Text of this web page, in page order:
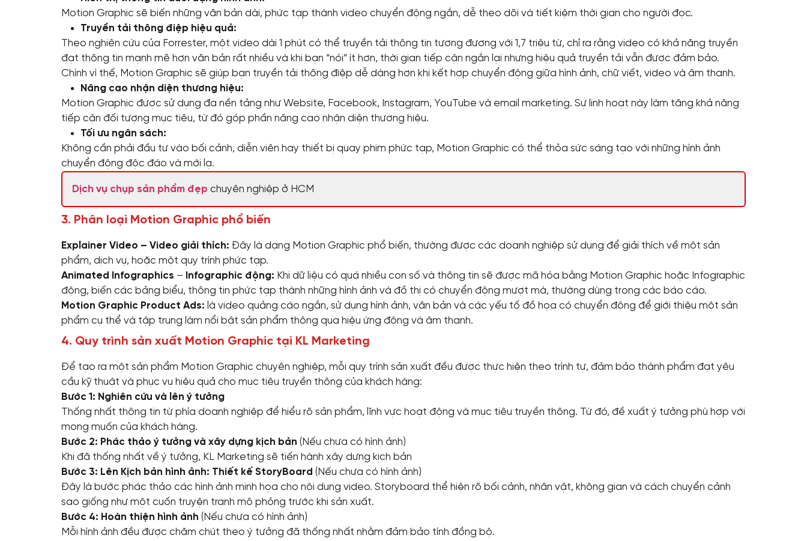
Motion Graphic sẽ biến những văn bản dài, phức tạp thành video chuyển động ngắn, dễ theo dõi và tiết kiệm thời gian cho người đọc.
Truyền tải thông điệp hiệu quả:
Theo nghiên cứu của Forrester, một video dài 1 phút có thể truyền tải thông tin tương đương với 1,7 triệu từ, chỉ ra rằng video có khả năng truyền
đạt thông tin mạnh mẽ hơn văn bản rất nhiều và khi bạn “nói” ít hơn, thời gian tiếp cận ngắn lại nhưng hiệu quả truyền tải vẫn được đảm bảo.
Chính vì thế, Motion Graphic sẽ giúp bạn truyền tải thông điệp dễ dàng hơn khi kết hợp chuyển động giữa hình ảnh, chữ viết, video và âm thanh.
Nâng cao nhận diện thương hiệu:
Motion Graphic được sử dụng đa nền tảng như Website, Facebook, Instagram, YouTube và email marketing. Sự linh hoạt này làm tăng khả năng
tiếp cận đối tượng mục tiêu, từ đó góp phần nâng cao nhận diện thương hiệu.
Tối ưu ngân sách:
Không cần phải đầu tư vào bối cảnh, diễn viên hay thiết bị quay phim phức tạp, Motion Graphic có thể thỏa sức sáng tạo với những hình ảnh
chuyển động độc đáo và mới lạ.
Dịch vụ chụp sản phẩm đẹp chuyên nghiệp ở HCM
3. Phân loại Motion Graphic phổ biến
Explainer Video – Video giải thích: Đây là dạng Motion Graphic phổ biến, thường được các doanh nghiệp sử dụng để giải thích về một sản
phẩm, dịch vụ, hoặc một quy trình phức tạp.
Animated Infographics – Infographic động: Khi dữ liệu có quá nhiều con số và thông tin sẽ được mã hóa bằng Motion Graphic hoặc Infographic
động, biến các bảng biểu, thông tin phức tạp thành những hình ảnh và đồ thị có chuyển động mượt mà, thường dùng trong các báo cáo.
Motion Graphic Product Ads: là video quảng cáo ngắn, sử dụng hình ảnh, văn bản và các yếu tố đồ họa có chuyển động để giới thiệu một sản
phẩm cụ thể và tập trung làm nổi bật sản phẩm thông qua hiệu ứng động và âm thanh.
4. Quy trình sản xuất Motion Graphic tại KL Marketing
Để tạo ra một sản phẩm Motion Graphic chuyên nghiệp, mỗi quy trình sản xuất đều được thực hiện theo trình tự, đảm bảo thành phẩm đạt yêu
cầu kỹ thuật và phục vụ hiệu quả cho mục tiêu truyền thông của khách hàng:
Bước 1: Nghiên cứu và lên ý tưởng
Thống nhất thông tin từ phía doanh nghiệp để hiểu rõ sản phẩm, lĩnh vực hoạt động và mục tiêu truyền thông. Từ đó, đề xuất ý tưởng phù hợp với
mong muốn của khách hàng.
Bước 2: Phác thảo ý tưởng và xây dựng kịch bản (Nếu chưa có hình ảnh)
Khi đã thống nhất về ý tưởng, KL Marketing sẽ tiến hành xây dựng kịch bản
Bước 3: Lên Kịch bản hình ảnh: Thiết kế StoryBoard (Nếu chưa có hình ảnh)
Đây là bước phác thảo các hình ảnh minh họa cho nội dung video. Storyboard thể hiện rõ bối cảnh, nhân vật, không gian và cách chuyển cảnh
sao giống như một cuốn truyện tranh mô phỏng trước khi sản xuất.
Bước 4: Hoàn thiện hình ảnh (Nếu chưa có hình ảnh)
Mỗi hình ảnh đều được chăm chút theo ý tưởng đã thống nhất nhằm đảm bảo tính đồng bộ.